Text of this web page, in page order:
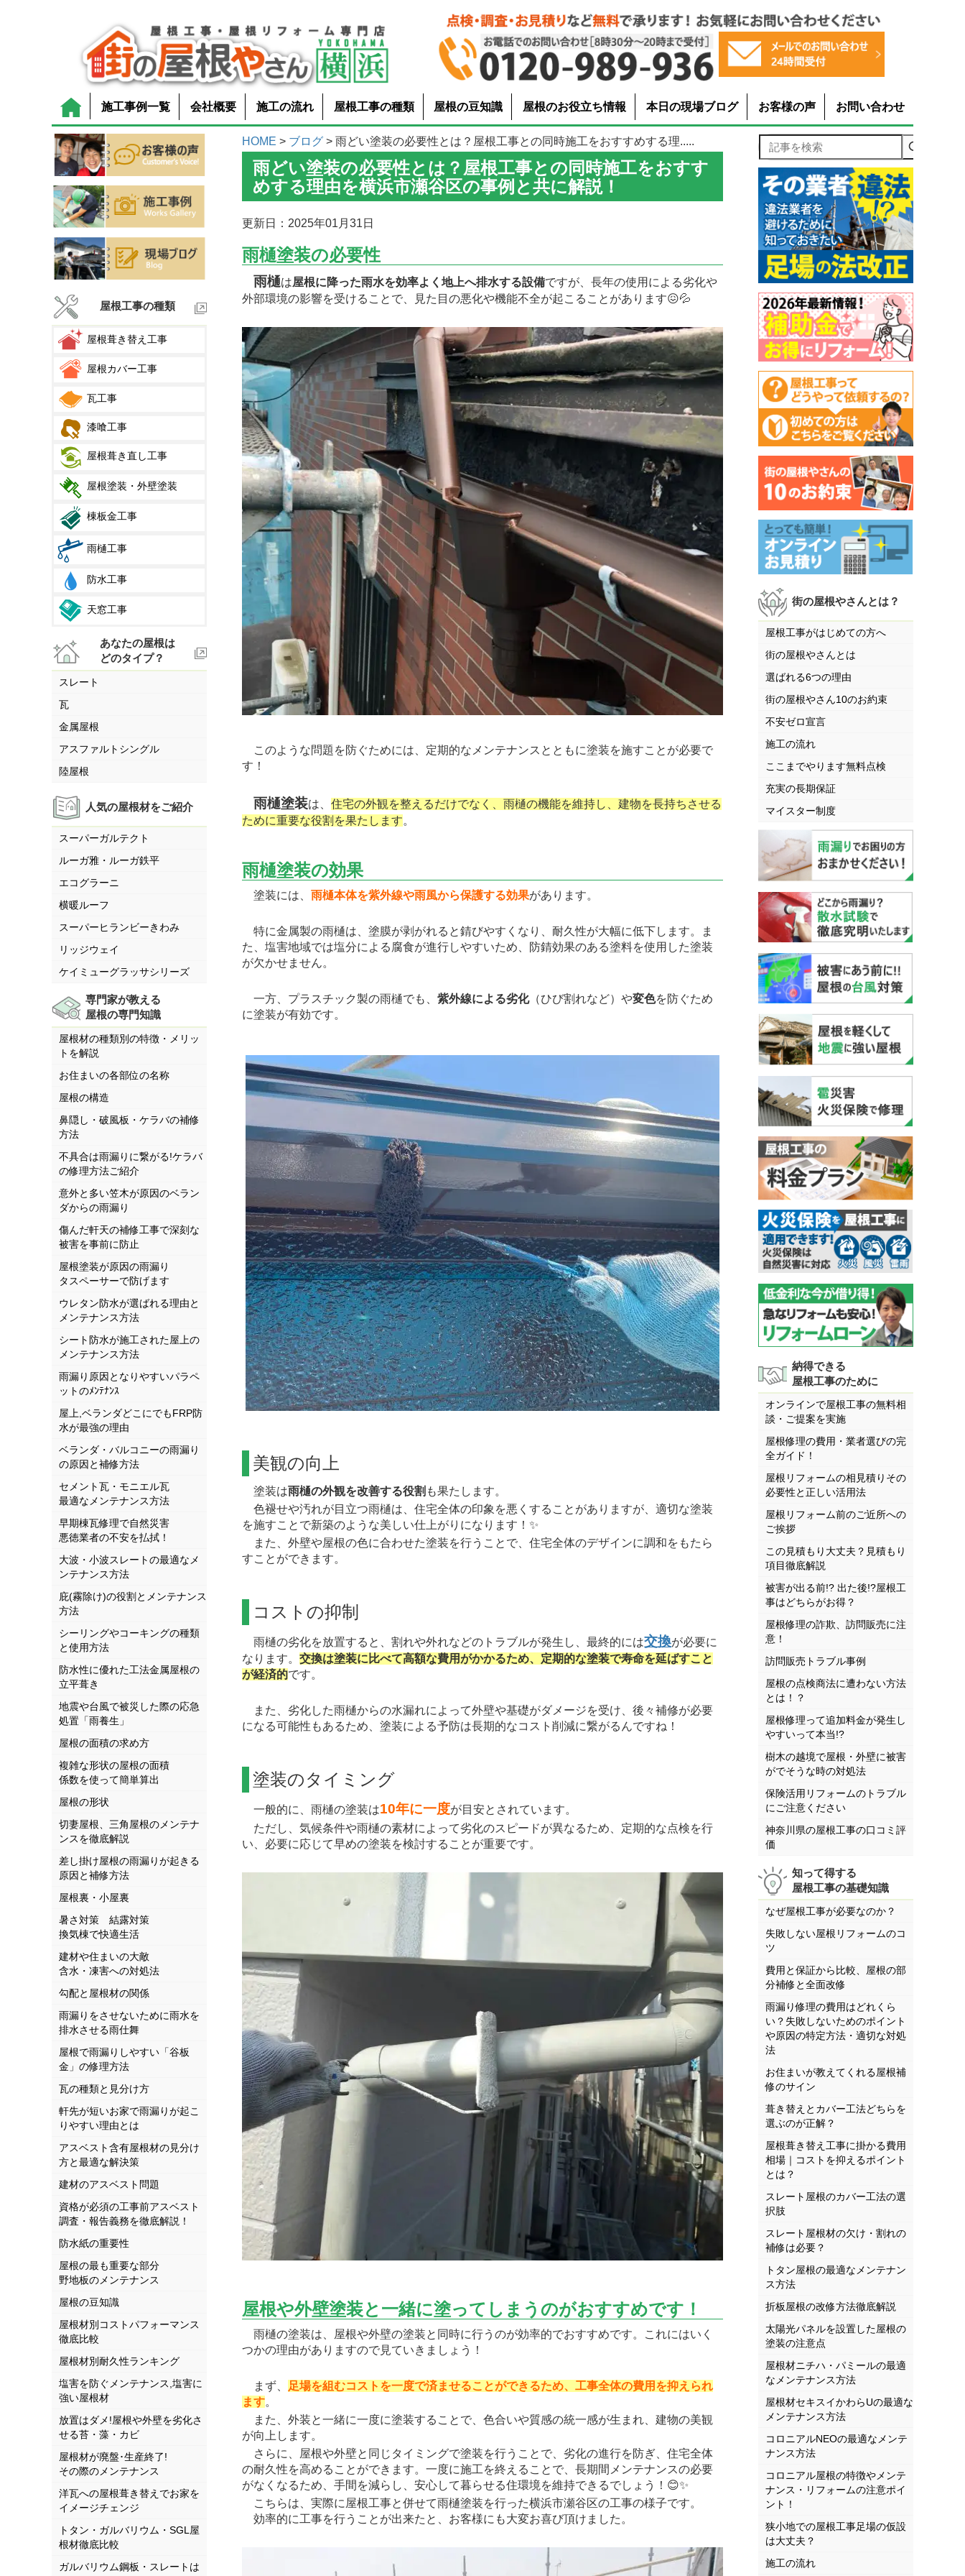
施工事例一覧 会社概要 施工の流れ 屋根工事の種類 屋根の豆知識 屋根のお役立ち情報 本日の現場ブログ お客様の声 お問い合わせ
屋根工事の種類
屋根葺き替え工事
屋根カバー工事
瓦工事
漆喰工事
屋根葺き直し工事
屋根塗装・外壁塗装
棟板金工事
雨樋工事
防水工事
天窓工事
あなたの屋根は
どのタイプ？
スレート
瓦
金属屋根
アスファルトシングル
陸屋根
人気の屋根材をご紹介
スーパーガルテクト
ルーガ雅・ルーガ鉄平
エコグラーニ
横暖ルーフ
スーパーヒランビーきわみ
リッジウェイ
ケイミューグラッサシリーズ
専門家が教える
屋根の専門知識
屋根材の種類別の特徴・メリッ
トを解説
お住まいの各部位の名称
屋根の構造
鼻隠し・破風板・ケラバの補修
方法
不具合は雨漏りに繋がる!ケラバ
の修理方法ご紹介
意外と多い笠木が原因のベラン
ダからの雨漏り
傷んだ軒天の補修工事で深刻な
被害を事前に防止
屋根塗装が原因の雨漏り
タスペーサーで防げます
ウレタン防水が選ばれる理由と
メンテナンス方法
シート防水が施工された屋上の
メンテナンス方法
雨漏り原因となりやすいパラペ
ットのﾒﾝﾃﾅﾝｽ
屋上,ベランダどこにでもFRP防
水が最強の理由
ベランダ・バルコニーの雨漏り
の原因と補修方法
セメント瓦・モニエル瓦
最適なメンテナンス方法
早期棟瓦修理で自然災害
悪徳業者の不安を払拭！
大波・小波スレートの最適なメ
ンテナンス方法
庇(霧除け)の役割とメンテナンス
方法
シーリングやコーキングの種類
と使用方法
防水性に優れた工法金属屋根の
立平葺き
地震や台風で被災した際の応急
処置「雨養生」
屋根の面積の求め方
複雑な形状の屋根の面積
係数を使って簡単算出
屋根の形状
切妻屋根、三角屋根のメンテナ
ンスを徹底解説
差し掛け屋根の雨漏りが起きる
原因と補修方法
屋根裏・小屋裏
暑さ対策 結露対策
換気棟で快適生活
建材や住まいの大敵
含水・凍害への対処法
勾配と屋根材の関係
雨漏りをさせないために雨水を
排水させる雨仕舞
屋根で雨漏りしやすい「谷板
金」の修理方法
瓦の種類と見分け方
軒先が短いお家で雨漏りが起こ
りやすい理由とは
アスベスト含有屋根材の見分け
方と最適な解決策
建材のアスベスト問題
資格が必須の工事前アスベスト
調査・報告義務を徹底解説！
防水紙の重要性
屋根の最も重要な部分
野地板のメンテナンス
屋根の豆知識
屋根材別コストパフォーマンス
徹底比較
屋根材別耐久性ランキング
塩害を防ぐメンテナンス,塩害に
強い屋根材
放置はダメ!屋根や外壁を劣化さ
せる苔・藻・カビ
屋根材が廃盤･生産終了!
その際のメンテナンス
洋瓦への屋根葺き替えでお家を
イメージチェンジ
トタン・ガルバリウム・SGL屋
根材徹底比較
ガルバリウム鋼板・スレートは
HOME > ブログ > 雨どい塗装の必要性とは？屋根工事との同時施工をおすすめする理.....
雨どい塗装の必要性とは？屋根工事との同時施工をおすす
めする理由を横浜市瀬谷区の事例と共に解説！
更新日：2025年01月31日
雨樋塗装の必要性
雨樋は屋根に降った雨水を効率よく地上へ排水する設備ですが、長年の使用による劣化や
外部環境の影響を受けることで、見た目の悪化や機能不全が起こることがあります😖💦
このような問題を防ぐためには、定期的なメンテナンスとともに塗装を施すことが必要で
す！
雨樋塗装は、住宅の外観を整えるだけでなく、雨樋の機能を維持し、建物を長持ちさせる
ために重要な役割を果たします。
雨樋塗装の効果
塗装には、雨樋本体を紫外線や雨風から保護する効果があります。
特に金属製の雨樋は、塗膜が剥がれると錆びやすくなり、耐久性が大幅に低下します。ま
た、塩害地域では塩分による腐食が進行しやすいため、防錆効果のある塗料を使用した塗装
が欠かせません。
一方、プラスチック製の雨樋でも、紫外線による劣化（ひび割れなど）や変色を防ぐため
に塗装が有効です。
美観の向上
塗装は雨樋の外観を改善する役割 も果たします。
色褪せや汚れが目立つ雨樋は、住宅全体の印象を悪くすることがありますが、適切な塗装
を施すことで新築のような美しい仕上がりになります！✨
また、外壁や屋根の色に合わせた塗装を行うことで、住宅全体のデザインに調和をもたら
すことができます。
コストの抑制
雨樋の劣化を放置すると、割れや外れなどのトラブルが発生し、最終的には交換が必要に
なります。交換は塗装に比べて高額な費用がかかるため、定期的な塗装で寿命を延ばすこと
が経済的です。
また、劣化した雨樋からの水漏れによって外壁や基礎がダメージを受け、後々補修が必要
になる可能性もあるため、塗装による予防は長期的なコスト削減に繋がるんですね！
塗装のタイミング
一般的に、雨樋の塗装は10年に一度が目安とされています。
ただし、気候条件や雨樋の素材によって劣化のスピードが異なるため、定期的な点検を行
い、必要に応じて早めの塗装を検討することが重要です。
屋根や外壁塗装と一緒に塗ってしまうのがおすすめです！
雨樋の塗装は、屋根や外壁の塗装と同時に行うのが効率的でおすすめです。これにはいく
つかの理由がありますので見ていきましょう！
まず、
足場を組むコストを一度で済ませることができるため、工事全体の費用を抑えられ
ます。
また、外装と一緒に一度に塗装することで、色合いや質感の統一感が生まれ、建物の美観
が向上します。
さらに、屋根や外壁と同じタイミングで塗装を行うことで、劣化の進行を防ぎ、住宅全体
の耐久性を高めることができます。一度に施工を終えることで、長期間メンテナンスの必要
がなくなるため、手間を減らし、安心して暮らせる住環境を維持できるでしょう！😊✨
こちらは、実際に屋根工事と併せて雨樋塗装を行った横浜市瀬谷区の工事の様子です。
効率的に工事を行うことが出来たと、お客様にも大変お喜び頂けました。
記事を検索
街の屋根やさんとは？
屋根工事がはじめての方へ
街の屋根やさんとは
選ばれる6つの理由
街の屋根やさん10のお約束
不安ゼロ宣言
施工の流れ
ここまでやります無料点検
充実の長期保証
マイスター制度
納得できる
屋根工事のために
オンラインで屋根工事の無料相
談・ご提案を実施
屋根修理の費用・業者選びの完
全ガイド！
屋根リフォームの相見積りその
必要性と正しい活用法
屋根リフォーム前のご近所への
ご挨拶
この見積もり大丈夫？見積もり
項目徹底解説
被害が出る前!? 出た後!?屋根工
事はどちらがお得？
屋根修理の詐欺、訪問販売に注
意！
訪問販売トラブル事例
屋根の点検商法に遭わない方法
とは！？
屋根修理って追加料金が発生し
やすいって本当!?
樹木の越境で屋根・外壁に被害
がでそうな時の対処法
保険活用リフォームのトラブル
にご注意ください
神奈川県の屋根工事の口コミ評
価
知って得する
屋根工事の基礎知識
なぜ屋根工事が必要なのか？
失敗しない屋根リフォームのコ
ツ
費用と保証から比較、屋根の部
分補修と全面改修
雨漏り修理の費用はどれくら
い？失敗しないためのポイント
や原因の特定方法・適切な対処
法
お住まいが教えてくれる屋根補
修のサイン
葺き替えとカバー工法どちらを
選ぶのが正解？
屋根葺き替え工事に掛かる費用
相場｜コストを抑えるポイント
とは？
スレート屋根のカバー工法の選
択肢
スレート屋根材の欠け・割れの
補修は必要？
トタン屋根の最適なメンテナン
ス方法
折板屋根の改修方法徹底解説
太陽光パネルを設置した屋根の
塗装の注意点
屋根材ニチハ・パミールの最適
なメンテナンス方法
屋根材セキスイかわらUの最適な
メンテナンス方法
コロニアルNEOの最適なメンテ
ナンス方法
コロニアル屋根の特徴やメンテ
ナンス・リフォームの注意ポイ
ント！
狭小地での屋根工事足場の仮設
は大丈夫？
施工の流れ